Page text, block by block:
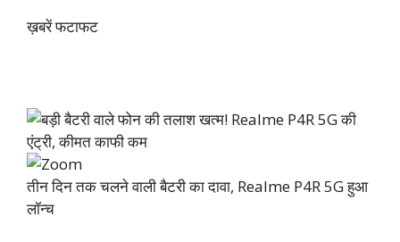
ख़बरें फटाफट
तीन दिन तक चलने वाली बैटरी का दावा, Realme P4R 5G हुआ
लॉन्च